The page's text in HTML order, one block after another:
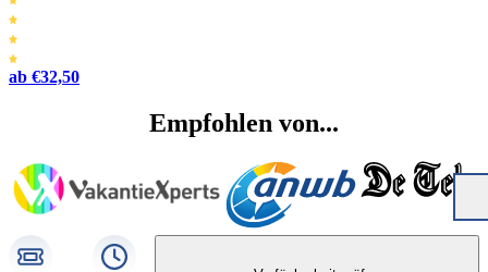
ab €32,50
Empfohlen von...